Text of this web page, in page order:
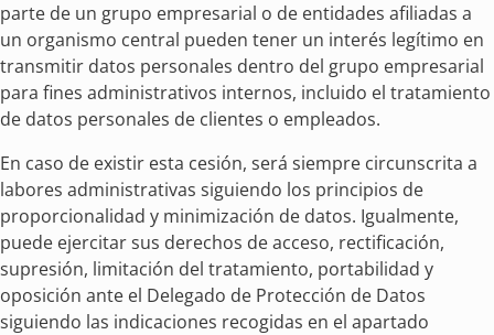
parte de un grupo empresarial o de entidades afiliadas a
un organismo central pueden tener un interés legítimo en
transmitir datos personales dentro del grupo empresarial
para fines administrativos internos, incluido el tratamiento
de datos personales de clientes o empleados.
En caso de existir esta cesión, será siempre circunscrita a
labores administrativas siguiendo los principios de
proporcionalidad y minimización de datos. Igualmente,
puede ejercitar sus derechos de acceso, rectificación,
supresión, limitación del tratamiento, portabilidad y
oposición ante el Delegado de Protección de Datos
siguiendo las indicaciones recogidas en el apartado